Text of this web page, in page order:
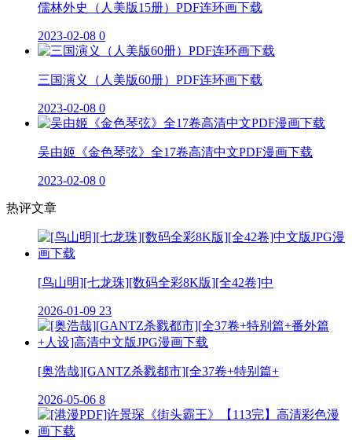
儒林外史（人美版15册）PDF连环画下载
2023-02-08 0
三国演义（人美版60册）PDF连环画下载
2023-02-08 0
吴由姬《金色琴弦》全17卷高清中文PDF漫画下载
2023-02-08 0
热评文章
[鸟山明][七龙珠][数码全彩8K版][全42卷]中
2026-01-09 23
[奥浩哉][GANTZ杀戮都市][全37卷+特别篇+
2026-05-06 8